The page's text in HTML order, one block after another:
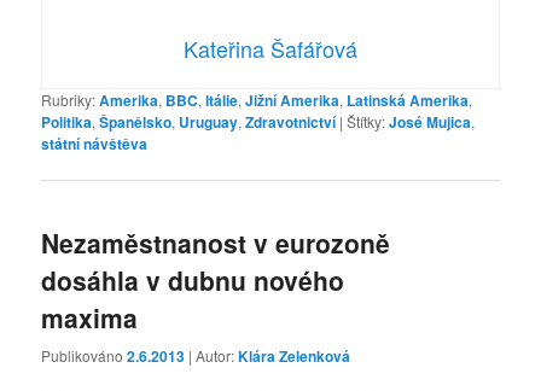
Kateřina Šafářová
Rubriky:Amerika, BBC,Itálie,Jižní Amerika, Latinská Amerika,
Politika,Španělsko, Uruguay,Zdravotnictví |Štítky:José Mujica,
státní návštěva
Nezaměstnanost v eurozoně
dosáhla v dubnu nového
maxima
Publikováno2.6.2013 | Autor:Klára Zelenková